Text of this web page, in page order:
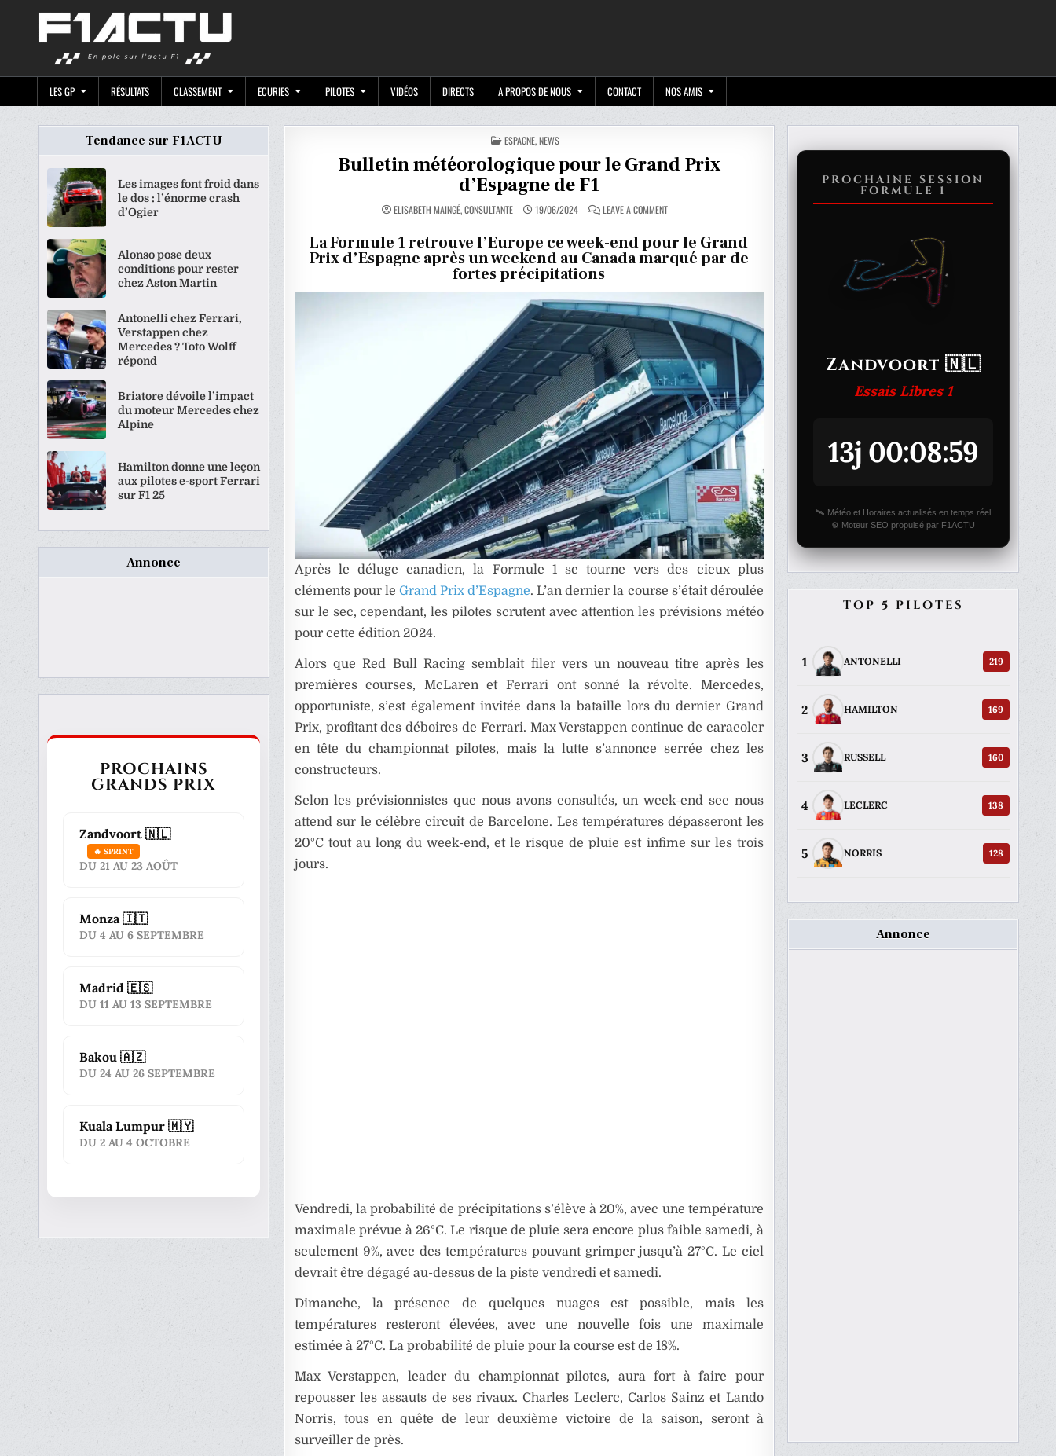
LES GP RÉSULTATS CLASSEMENT ECURIES PILOTES VIDÉOS DIRECTS A PROPOS DE NOUS CONTACT NOS AMIS
POSTED
IN
ESPAGNE,NEWS
Bulletin météorologique pour le Grand Prix
d’Espagne de F1
ELISABETH MAINGÉ, CONSULTANTE 19/06/2024 LEAVE A COMMENTON
POUR
LE
GRAND
PRIX
F1
La Formule 1 retrouve l’Europe ce week-end pour le Grand
Prix d’Espagne après un weekend au Canada marqué par de
fortes précipitations
Après le déluge canadien, la Formule 1 se tourne vers des cieux plus
cléments pour leGrand Prix d’Espagne. L’an dernier la course s’était déroulée
sur le sec, cependant, les pilotes scrutent avec attention les prévisions météo
pour cette édition 2024.
Alors que Red Bull Racing semblait filer vers un nouveau titre après les
premières courses, McLaren et Ferrari ont sonné la révolte. Mercedes,
opportuniste, s’est également invitée dans la bataille lors du dernier Grand
Prix, profitant des déboires de Ferrari. Max Verstappen continue de caracoler
en tête du championnat pilotes, mais la lutte s’annonce serrée chez les
constructeurs.
Selon les prévisionnistes que nous avons consultés, un week-end sec nous
attend sur le célèbre circuit de Barcelone. Les températures dépasseront les
20°C tout au long du week-end, et le risque de pluie est infime sur les trois
jours.
Vendredi, la probabilité de précipitations s’élève à 20%, avec une température
maximale prévue à 26°C. Le risque de pluie sera encore plus faible samedi, à
seulement 9%, avec des températures pouvant grimper jusqu’à 27°C. Le ciel
devrait être dégagé au-dessus de la piste vendredi et samedi.
Dimanche, la présence de quelques nuages est possible, mais les
températures resteront élevées, avec une nouvelle fois une maximale
estimée à 27°C. La probabilité de pluie pour la course est de 18%.
Max Verstappen, leader du championnat pilotes, aura fort à faire pour
repousser les assauts de ses rivaux. Charles Leclerc, Carlos Sainz et Lando
Norris, tous en quête de leur deuxième victoire de la saison, seront à
surveiller de près.
Tendance sur F1ACTU
Les images font froid dans
le dos : l’énorme crash
d’Ogier
Alonso pose deux
conditions pour rester
chez Aston Martin
Antonelli chez Ferrari,
Verstappen chez
Mercedes ? Toto Wolff
répond
Briatore dévoile l’impact
du moteur Mercedes chez
Alpine
Hamilton donne une leçon
aux pilotes e-sport Ferrari
sur F1 25
Annonce
PROCHAINS
GRANDS PRIX
Zandvoort 🇳🇱
🔥 SPRINT
DU 21 AU 23 AOÛT
Monza 🇮🇹
DU 4 AU 6 SEPTEMBRE
Madrid 🇪🇸
DU 11 AU 13 SEPTEMBRE
Bakou 🇦🇿
DU 24 AU 26 SEPTEMBRE
Kuala Lumpur 🇲🇾
DU 2 AU 4 OCTOBRE
PROCHAINE SESSION
FORMULE 1
Zandvoort 🇳🇱
Essais Libres 1
13j 00:08:59
🛰️ Météo et Horaires actualisés en temps réel
⚙️ Moteur SEO propulsé par F1ACTU
TOP 5 PILOTES
1 ANTONELLI 219
2 HAMILTON 169
3 RUSSELL 160
4 LECLERC 138
5 NORRIS 128
Annonce